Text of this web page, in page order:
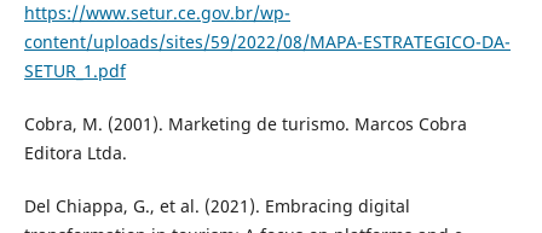
https://www.setur.ce.gov.br/wp-
content/uploads/sites/59/2022/08/MAPA-ESTRATEGICO-DA-
SETUR_1.pdf
Cobra, M. (2001). Marketing de turismo. Marcos Cobra
Editora Ltda.
Del Chiappa, G., et al. (2021). Embracing digital